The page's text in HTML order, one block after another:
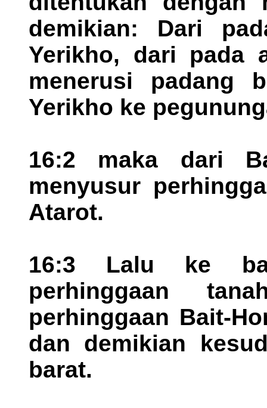
demikian: Dari
Yerikho, dari pada
menerusi padang
Yerikho ke
16:2 maka dari
menyusur
Atarot.
16:3 Lalu ke
perhinggaan
perhinggaan Bait-
dan demikian
barat.